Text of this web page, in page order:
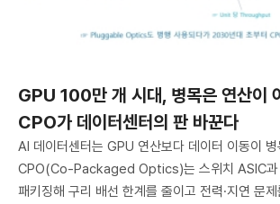
GPU 100만 개 시대, 병목은 연산이
CPO가 데이터센터의 판 바꾼다
AI 데이터센터는 GPU 연산보다 데이터 이동이
CPO(Co-Packaged Optics)는 스위치 ASIC과
패키징해 구리 배선 한계를 줄이고 전력·지연 문